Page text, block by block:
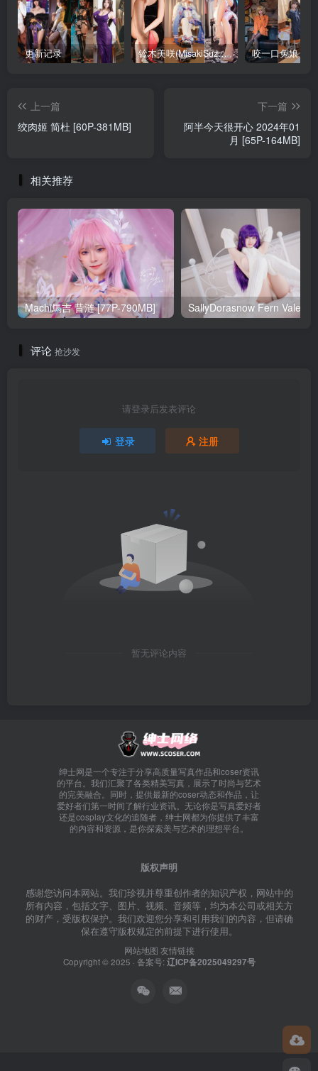
更新记录 铃木美咲(MisakiSuzuki) 合集下载 咬一口兔娘 合
上一篇
绞肉姬 简杜 [60P-381MB]
下一篇
阿半今天很开心 2024年01
月 [65P-164MB]
相关推荐
Machi馬吉 昔涟 [77P-790MB]
评论 抢沙发
请登录后发表评论
登录 注册
暂无评论内容
绅士网是一个专注于分享高质量写真作品和coser资讯
的平台。我们汇聚了各类精美写真，展示了时尚与艺术
的完美融合。同时，提供最新的coser动态和作品，让
爱好者们第一时间了解行业资讯。无论你是写真爱好者
还是cosplay文化的追随者，绅士网都为你提供了丰富
的内容和资源，是你探索美与艺术的理想平台。
版权声明
感谢您访问本网站。我们珍视并尊重创作者的知识产权，网站中的
所有内容，包括文字、图片、视频、音频等，均为本公司或相关方
的财产，受版权保护。我们欢迎您分享和引用我们的内容，但请确
保在遵守版权规定的前提下进行使用。
网站地图 友情链接
Copyright © 2025 · 备案号: 辽ICP备2025049297号